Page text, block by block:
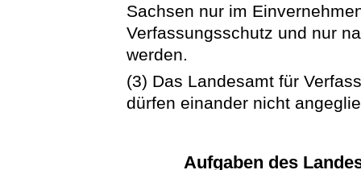
Sachsen nur im
Verfassungsschutz und nur
werden.
(3) Das Landesamt für
dürfen einander nicht
Aufgaben des